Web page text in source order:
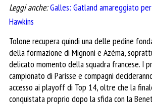
Leggi anche:Galles: Gatland amareggiato
Hawkins
Tolone recupera quindi una delle pedine
della formazione di Mignoni e Azéma,
delicato momento della squadra francese. I
campionato di Parisse e compagni
accesso ai playoff di Top 14, oltre che la
conquistata proprio dopo la sfida con la